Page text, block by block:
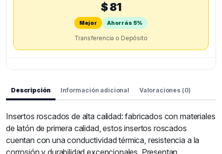
$ 81
Mejor Ahorrás 5%
Transferencia o Depósito
Descripción Información adicional Valoraciones (0)
Insertos roscados de alta calidad: fabricados con materiales
de latón de primera calidad, estos insertos roscados
cuentan con una conductividad térmica, resistencia a la